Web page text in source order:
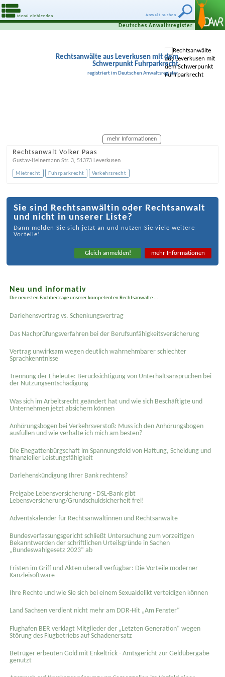
Anwalt suchen
Menü einblenden
Deutsches Anwaltsregister
Rechtsanwälte aus Leverkusen mit dem
Schwerpunkt Fuhrparkrecht
registriert im Deutschen Anwaltsregister
mehr Informationen
Rechtsanwalt Volker Paas
Gustav-Heinemann Str. 3, 51373 Leverkusen
Mietrecht Fuhrparkrecht Verkehrsrecht
Sie sind Rechtsanwältin oder Rechtsanwalt
und nicht in unserer Liste?
Dann melden Sie sich jetzt an und nutzen Sie viele weitere
Vorteile!
Gleich anmelden! mehr Informationen
Neu und informativ
Die neuesten Fachbeiträge unserer kompetenten Rechtsanwälte ...
Darlehensvertrag vs. Schenkungsvertrag
Das Nachprüfungsverfahren bei der Berufsunfähigkeitsversicherung
Vertrag unwirksam wegen deutlich wahrnehmbarer schlechter
Sprachkenntnisse
Trennung der Eheleute: Berücksichtigung von Unterhaltsansprüchen bei
der Nutzungsentschädigung
Was sich im Arbeitsrecht geändert hat und wie sich Beschäftigte und
Unternehmen jetzt absichern können
Anhörungsbogen bei Verkehrsverstoß: Muss ich den Anhörungsbogen
ausfüllen und wie verhalte ich mich am besten?
Die Ehegattenbürgschaft im Spannungsfeld von Haftung, Scheidung und
finanzieller Leistungsfähigkeit
Darlehenskündigung Ihrer Bank rechtens?
Freigabe Lebensversicherung - DSL-Bank gibt
Lebensversicherung/Grundschuldsicherheit frei!
Adventskalender für Rechtsanwältinnen und Rechtsanwälte
Bundesverfassungsgericht schließt Untersuchung zum vorzeitigen
Bekanntwerden der schriftlichen Urteilsgründe in Sachen
„Bundeswahlgesetz 2023“ ab
Fristen im Griff und Akten überall verfügbar: Die Vorteile moderner
Kanzleisoftware
Ihre Rechte und wie Sie sich bei einem Sexual­delikt verteidigen können
Land Sachsen verdient nicht mehr am DDR-Hit „Am Fenster“
Flughafen BER verklagt Mitglieder der „Letzten Generation“ wegen
Störung des Flugbetriebs auf Schadenersatz
Betrüger erbeuten Gold mit Enkeltrick - Amtsgericht zur Geldübergabe
genutzt